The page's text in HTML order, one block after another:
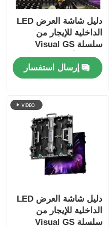
دليل شاشة العرض LED
الداخلية للإيجار من
سلسلة Visual GS
P3.91 لأحداث مسرح
الحفلات الموسيقية، قفل
سريع للنسخ الاحتياطي
إرسال استفسار
دليل شاشة العرض LED
الداخلية للإيجار من
سلسلة Visual GS